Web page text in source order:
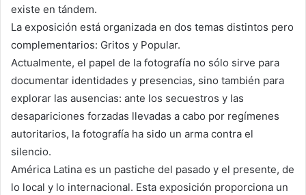
existe en tándem.
La exposición está organizada en dos temas distintos pero
complementarios: Gritos y Popular.
Actualmente, el papel de la fotografía no sólo sirve para
documentar identidades y presencias, sino también para
explorar las ausencias: ante los secuestros y las
desapariciones forzadas llevadas a cabo por regímenes
autoritarios, la fotografía ha sido un arma contra el
silencio.
América Latina es un pastiche del pasado y el presente, de
lo local y lo internacional. Esta exposición proporciona un